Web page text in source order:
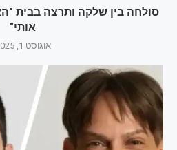
סולחה בין שלקה ותרצה בבית
אותי"
אוגוסט 1, 2025